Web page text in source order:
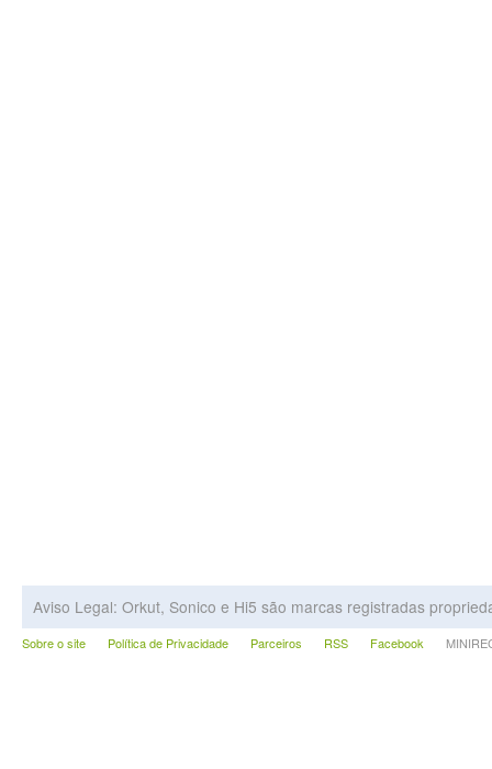
Aviso Legal: Orkut, Sonico e Hi5 são marcas registradas
Sobre o site Política de Privacidade Parceiros RSS Facebook